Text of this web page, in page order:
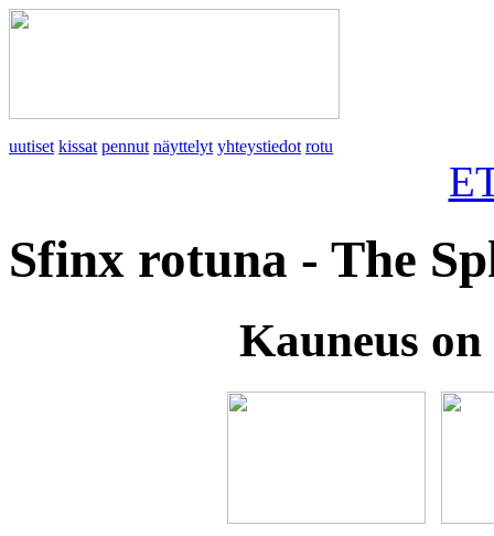
uutiset kissat pennut näyttelyt yhteystiedot rotu
Sfinx rotuna - The
Kauneus